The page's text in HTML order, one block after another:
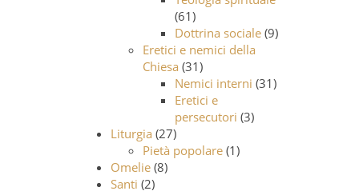
(61)
Dottrina sociale(9)
Eretici e nemici della
Chiesa (31)
Nemici interni (31)
Eretici e
persecutori (3)
Liturgia (27)
Pietà popolare(1)
Omelie(8)
Santi (2)